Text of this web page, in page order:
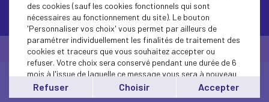
Contactez-nous
© Medef Béarn et Soule 2026 -Mentions légales
des cookies (sauf les cookies fonctionnels qui sont
nécessaires au fonctionnement du site). Le bouton
'Personnaliser vos choix' vous permet par ailleurs de
paramétrer individuellement les finalités de traitement des
cookies et traceurs que vous souhaitez accepter ou
refuser. Votre choix sera conservé pendant une durée de 6
mois à l'issue de laquelle ce message vous sera à nouveau
affiché..
Vous pouvez modifier votre choix à tout moment en
Refuser Choisir Accepter